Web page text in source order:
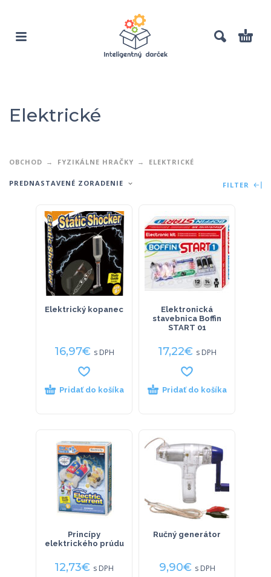
Elektrické
OBCHOD FYZIKÁLNE HRAČKY ELEKTRICKÉ
PREDNASTAVENÉ ZORADENIE FILTER
Elektrický kopanec
16,97€ s DPH
Pridať do košíka
Elektronická
stavebnica Boffin
START 01
17,22€ s DPH
Pridať do košíka
Princípy
elektrického prúdu
12,73€ s DPH
Ručný generátor
9,90€ s DPH